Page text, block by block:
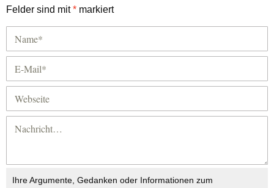
Felder sind mit* markiert
Ihre Argumente, Gedanken oder Informationen zum